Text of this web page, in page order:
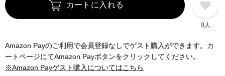
カートに入れる
9人
Amazon Payのご利用で会員登録なしでゲスト購入ができます。カ
ートページにてAmazon Payボタンをクリックしてください。
※Amazon Payゲスト購入についてはこちら